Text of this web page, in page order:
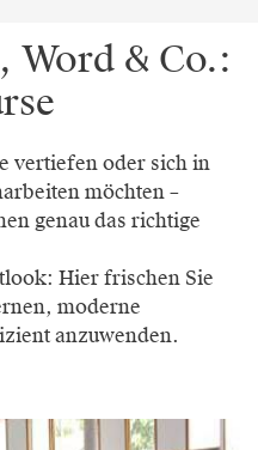
Word & Co.:
vertiefen oder sich in
möchten –
genau das richtige
Hier frischen Sie
moderne
anzuwenden.